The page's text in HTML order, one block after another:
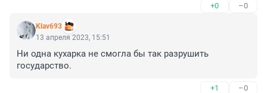
+0 –0
Klav693
13 апреля 2023, 15:51
Ни одна кухарка не смогла бы так разрушить
государство.
+1 –0